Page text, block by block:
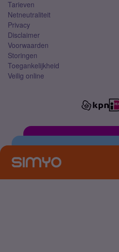
Tarieven
Netneutraliteit
Privacy
Disclaimer
Voorwaarden
Storingen
Toegankelijkheid
Veilig online